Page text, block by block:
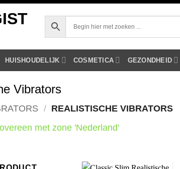
HUISHOUDELIJK COSMETICA GEZONDHEID
Vibrators
/ REALISTISCHE VIBRATORS
met zone 'Nederland'